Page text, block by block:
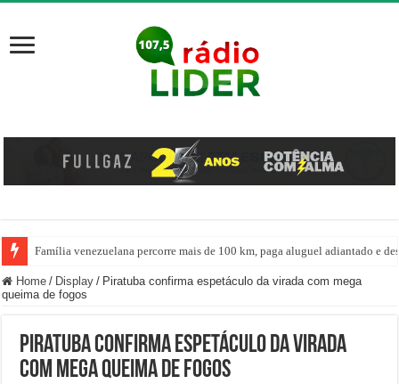
Família venezuelana percorre mais de 100 km, paga aluguel adiantado e
Centro de ciclone fica sobre o oceano e não atinge diretamente SC,
Home / Display / Piratuba confirma espetáculo da virada com mega
queima de fogos
Piratuba confirma espetáculo da virada
com mega queima de fogos